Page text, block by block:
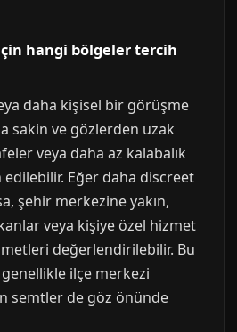
hangi bölgeler tercih
daha kişisel bir görüşme
sakin ve gözlerden uzak
veya daha az kalabalık
Eğer daha discreet
şehir merkezine yakın,
veya kişiye özel hizmet
değerlendirilebilir. Bu
ilçe merkezi
semtler de göz önünde